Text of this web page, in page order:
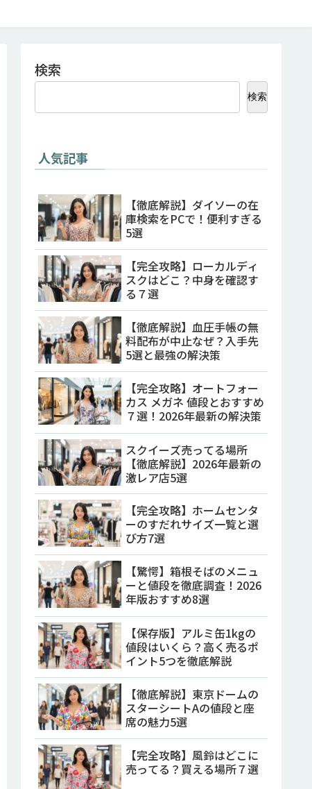
検索
検索
人気記事
【徹底解説】ダイソーの在
庫検索をPCで！便利すぎる
5選
【完全攻略】ローカルディ
スクはどこ？中身を確認す
る７選
【徹底解説】血圧手帳の無
料配布が中止なぜ？入手先
5選と最強の解決策
【完全攻略】オートフォー
カス メガネ 値段とおすすめ
７選！2026年最新の解決策
スクイーズ売ってる場所
【徹底解説】2026年最新の
激レア店5選
【完全攻略】ホームセンタ
ーのすだれサイズ一覧と選
び方7選
【驚愕】箱根そばのメニュ
ーと値段を徹底調査！2026
年版おすすめ8選
【保存版】アルミ缶1kgの
値段はいくら？高く売るポ
イント5つを徹底解説
【徹底解説】東京ドームの
スターシートAの値段と座
席の魅力5選
【完全攻略】風鈴はどこに
売ってる？買える場所７選